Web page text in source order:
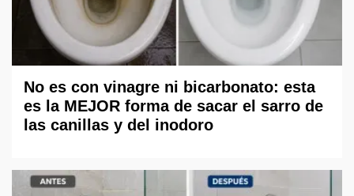
No es con vinagre ni bicarbonato: esta
es la MEJOR forma de sacar el sarro de
las canillas y del inodoro